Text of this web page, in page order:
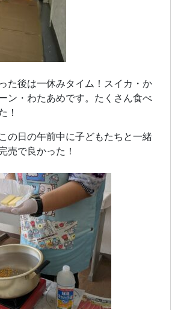
た後は一休みタイム！スイカ・か
ン・わたあめです。たくさん食べ
！
の日の午前中に子どもたちと一緒
売で良かった！